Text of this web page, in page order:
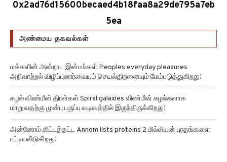
0x2ad76d15600becaed4b18faa8a29de795a7eb
5ea
அண்மைய தகவல்கள்
மக்களின் அன்றாட இன்பங்கள் Peoples everyday pleasures
அறிவாற்றல் விழிப்புணர்வையும் செயல்திறனையும் மேம்படுத்துகிறது!
சுழல் விண்மீன் திரள்கள் Spiral galaxies விண்மீன் சுழல்களாக
மாறுவதற்கு முன்பு பருப்பு வடிவத்தில் இருந்திருக்கிறது!
அன்னோம் கிட்டத்தட்ட Annom lists proteins 2 மில்லியன் புரதங்களை